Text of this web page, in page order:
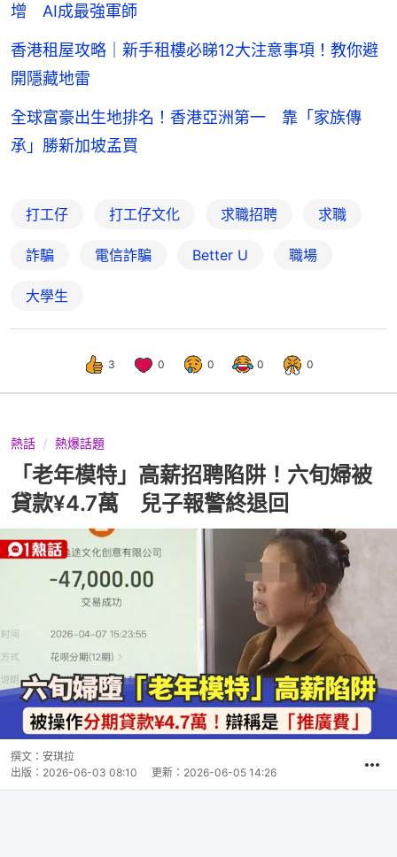
增 AI成最強軍師
香港租屋攻略｜新手租樓必睇12大注意事項！教你避
開隱藏地雷
全球富豪出生地排名！香港亞洲第一 靠「家族傳
承」勝新加坡孟買
打工仔 打工仔文化 求職招聘 求職
詐騙 電信詐騙 Better U 職場
大學生
3 0 0 0 0
熱話 熱爆話題
「老年模特」高薪招聘陷阱！六旬婦被
貸款¥4.7萬 兒子報警終退回
撰文： 安琪拉
出版： 2026-06-03 08:10 更新： 2026-06-05 14:26